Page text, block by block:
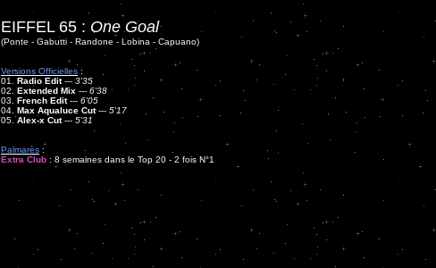
EIFFEL 65 : One Goal
(Ponte - Gabutti - Randone - Lobina - Capuano)
Versions Officielles :
01. Radio Edit---3'35
02. Extended Mix --- 6'38
03.French Edit--- 6'05
04. Max Aqualuce Cut--- 5'17
05.Alex-x Cut--- 5'31
Palmarès :
Extra Club : 8 semaines dans le Top 20 - 2 fois N°1